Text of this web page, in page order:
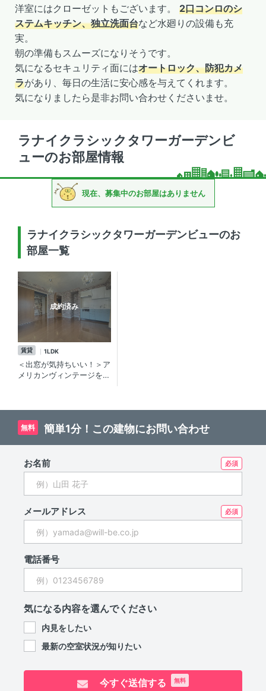
洋室にはクローゼットもございます。 2口コンロのシ
ステムキッチン、独立洗面台など水廻りの設備も充
実。
朝の準備もスムーズになりそうです。
気になるセキュリティ面にはオートロック、防犯カメ
ラがあり、毎日の生活に安心感を与えてくれます。
気になりましたら是非お問い合わせくださいませ。
ラナイクラシックタワーガーデンビ
ューのお部屋情報
現在、募集中のお部屋はありません
ラナイクラシックタワーガーデンビューのお
部屋一覧
成約済み
賃貸 1LDK
＜出窓が気持ちいい！＞ア
メリカンヴィンテージを感
無料 簡単1分！この建物にお問い合わせ
お名前
メールアドレス
電話番号
気になる内容を選んでください
内見をしたい
最新の空室状況が知りたい
今すぐ送信する 無料